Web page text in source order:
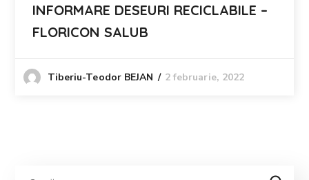
INFORMARE DESEURI RECICLABILE –
FLORICON SALUB
Tiberiu-Teodor BEJAN 2 februarie, 2022